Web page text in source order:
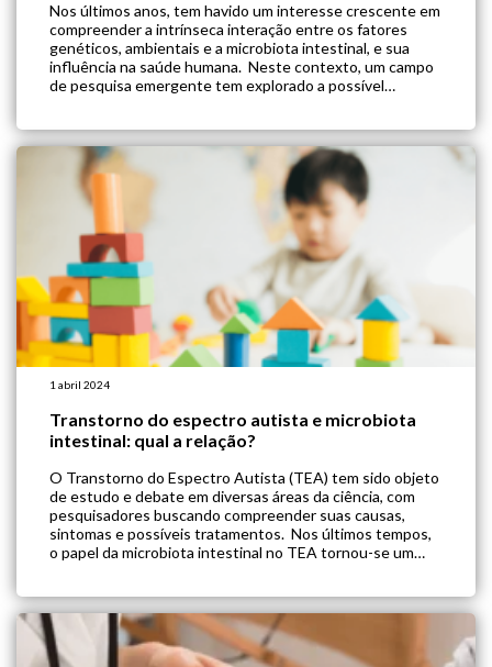
Nos últimos anos, tem havido um interesse crescente em
compreender a intrínseca interação entre os fatores
genéticos, ambientais e a microbiota intestinal, e sua
influência na saúde humana. Neste contexto, um campo
de pesquisa emergente tem explorado a possível
1 abril 2024
Transtorno do espectro autista e microbiota
intestinal: qual a relação?
O Transtorno do Espectro Autista (TEA) tem sido objeto
de estudo e debate em diversas áreas da ciência, com
pesquisadores buscando compreender suas causas,
sintomas e possíveis tratamentos. Nos últimos tempos,
o papel da microbiota intestinal no TEA tornou-se um